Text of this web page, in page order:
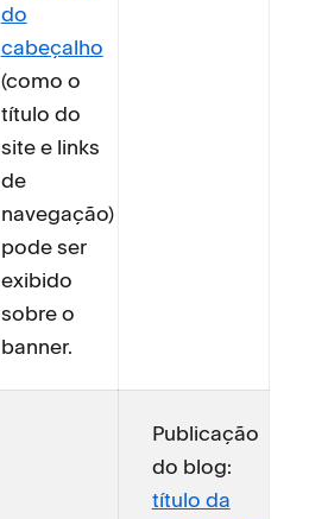
do
cabeçalho
(como o
título do
site e links
de
navegação)
pode ser
exibido
sobre o
banner.
Publicação
do blog:
título da